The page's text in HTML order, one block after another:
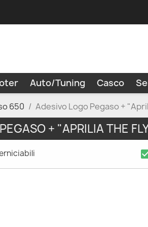
Auto/Tuning Casco
650 Adesivo Logo Pegaso +
+ "APRILIA THE